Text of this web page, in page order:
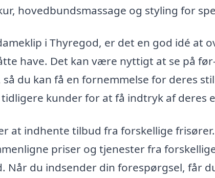
hovedbundsmassage og styling for
i Thyregod, er det en god idé at
have. Det kan være nyttigt at se på
du kan få en fornemmelse for deres
kunder for at få indtryk af deres
at indhente tilbud fra forskellige
priser og tjenester fra
Når du indsender din forespørgsel, får